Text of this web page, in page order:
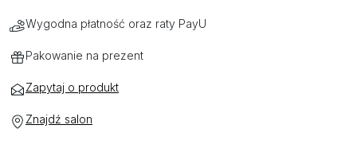
Wygodna płatność oraz raty PayU
Pakowanie na prezent
Zapytaj o produkt
Znajdź salon